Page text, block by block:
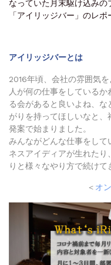
なっていた月末駆け込み
「アイリッジバー」のレポ
アイリッジバーとは
2016年頃、会社の雰囲気
人が何の仕事をしている
る会があると良いよね、
がりを持ってほしいなと
発案で始まりました。
みんながどんな仕事をして
ネスアイディアが生れた
りと様々なやり方で続けて
＜ オ